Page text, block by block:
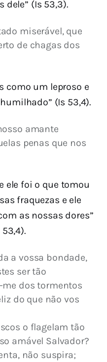
dele” (Is 53,3).
miserável, que
de chagas dos
como um leproso e
(Is 53,4).
amante
penas que nos
ele foi o que tomou
fraquezas e ele
as nossas dores”
53,4).
a vossa bondade,
ser tão
dos tormentos
do que não vos
amável Salvador?
não suspira;